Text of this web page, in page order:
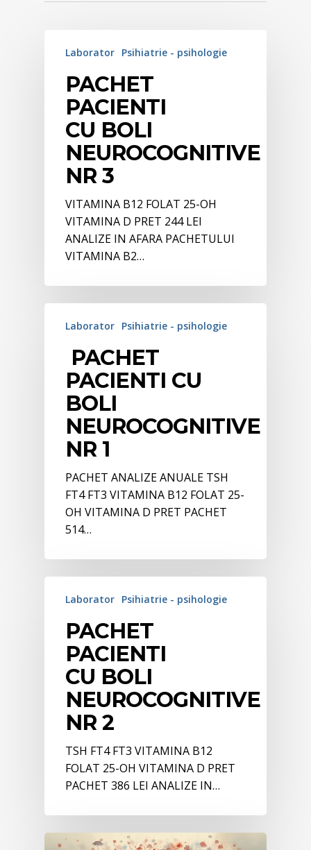
Laborator Psihiatrie - psihologie
PACHET
PACIENTI
CU BOLI
NEUROCOGNITIVE
NR 3
VITAMINA B12 FOLAT 25-OH
VITAMINA D PRET 244 LEI
ANALIZE IN AFARA PACHETULUI
VITAMINA B2…
Laborator Psihiatrie - psihologie
PACHET
PACIENTI CU
BOLI
NEUROCOGNITIVE
NR 1
PACHET ANALIZE ANUALE TSH
FT4 FT3 VITAMINA B12 FOLAT 25-
OH VITAMINA D PRET PACHET
514…
Laborator Psihiatrie - psihologie
PACHET
PACIENTI
CU BOLI
NEUROCOGNITIVE
NR 2
TSH FT4 FT3 VITAMINA B12
FOLAT 25-OH VITAMINA D PRET
PACHET 386 LEI ANALIZE IN…